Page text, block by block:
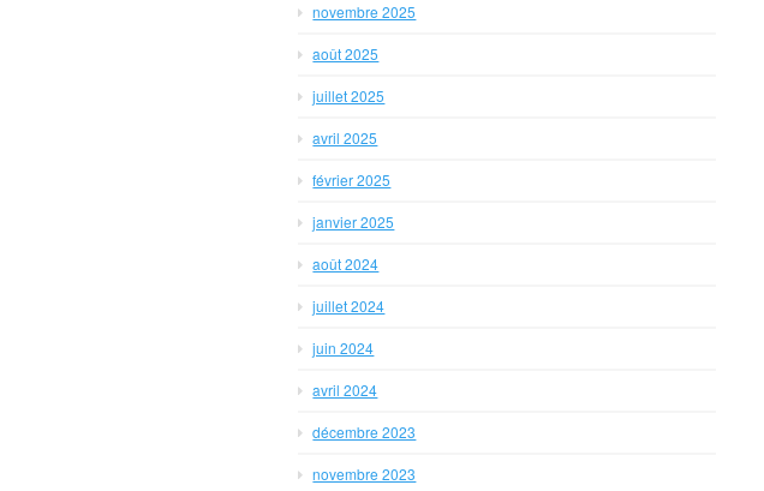
novembre 2025
août 2025
juillet 2025
avril 2025
février 2025
janvier 2025
août 2024
juillet 2024
juin 2024
avril 2024
décembre 2023
novembre 2023